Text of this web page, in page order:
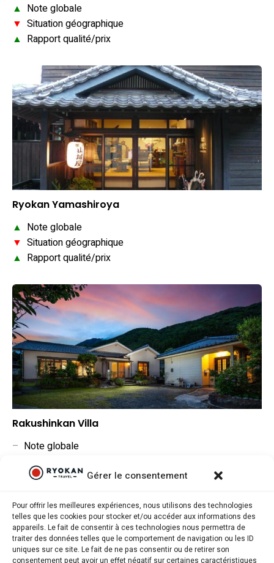
Gérer le consentement
Pour offrir les meilleures expériences, nous utilisons des technologies
telles que les cookies pour stocker et/ou accéder aux informations des
appareils. Le fait de consentir à ces technologies nous permettra de
traiter des données telles que le comportement de navigation ou les ID
uniques sur ce site. Le fait de ne pas consentir ou de retirer son
consentement peut avoir un effet négatif sur certaines caractéristiques
▲ Note globale
▼ Situation géographique
▲ Rapport qualité/prix
Ryokan Yamashiroya
▲ Note globale
▼ Situation géographique
▲ Rapport qualité/prix
Rakushinkan Villa
– Note globale
Rapport qualité/prix